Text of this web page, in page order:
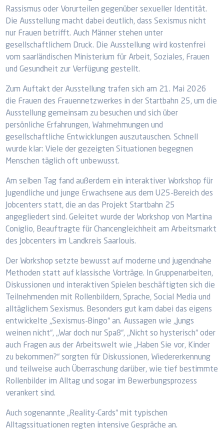
Rassismus oder Vorurteilen gegenüber sexueller Identität.
Die Ausstellung macht dabei deutlich, dass Sexismus nicht
nur Frauen betrifft. Auch Männer stehen unter
gesellschaftlichem Druck. Die Ausstellung wird kostenfrei
vom saarländischen Ministerium für Arbeit, Soziales, Frauen
und Gesundheit zur Verfügung gestellt.
Zum Auftakt der Ausstellung trafen sich am 21. Mai 2026
die Frauen des Frauennetzwerkes in der Startbahn 25, um die
Ausstellung gemeinsam zu besuchen und sich über
persönliche Erfahrungen, Wahrnehmungen und
gesellschaftliche Entwicklungen auszutauschen. Schnell
wurde klar: Viele der gezeigten Situationen begegnen
Menschen täglich oft unbewusst.
Am selben Tag fand außerdem ein interaktiver Workshop für
Jugendliche und junge Erwachsene aus dem U25-Bereich des
Jobcenters statt, die an das Projekt Startbahn 25
angegliedert sind. Geleitet wurde der Workshop von Martina
Coniglio, Beauftragte für Chancengleichheit am Arbeitsmarkt
des Jobcenters im Landkreis Saarlouis.
Der Workshop setzte bewusst auf moderne und jugendnahe
Methoden statt auf klassische Vorträge. In Gruppenarbeiten,
Diskussionen und interaktiven Spielen beschäftigten sich die
Teilnehmenden mit Rollenbildern, Sprache, Social Media und
alltäglichem Sexismus. Besonders gut kam dabei das eigens
entwickelte „Sexismus-Bingo“ an. Aussagen wie „Jungs
weinen nicht“, „War doch nur Spaß“, „Nicht so hysterisch“ oder
auch Fragen aus der Arbeitswelt wie „Haben Sie vor, Kinder
zu bekommen?“ sorgten für Diskussionen, Wiedererkennung
und teilweise auch Überraschung darüber, wie tief bestimmte
Rollenbilder im Alltag und sogar im Bewerbungsprozess
verankert sind.
Auch sogenannte „Reality-Cards“ mit typischen
Alltagssituationen regten intensive Gespräche an.